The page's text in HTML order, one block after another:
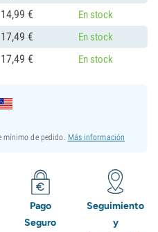
14,99 € En stock
17,49 € En stock
17,49 € En stock
de pedido. Más información
Pago
Seguro
Seguimiento
y